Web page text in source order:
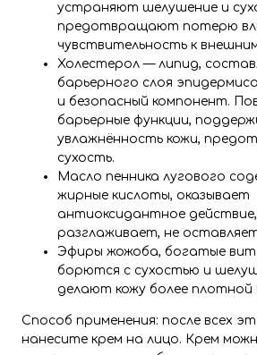
устраняют шелушение и
предотвращают потерю
чувствительность к
Холестерол — липид,
барьерного слоя
и безопасный компонент.
барьерные функции,
увлажнённость кожи,
сухость.
Масло пенника лугового
жирные кислоты, оказывает
антиоксидантное
разглаживает, не
Эфиры жожоба, богатые
борются с сухостью и
делают кожу более плотной
Способ применения: после всех
нанесите крем на лицо. Крем